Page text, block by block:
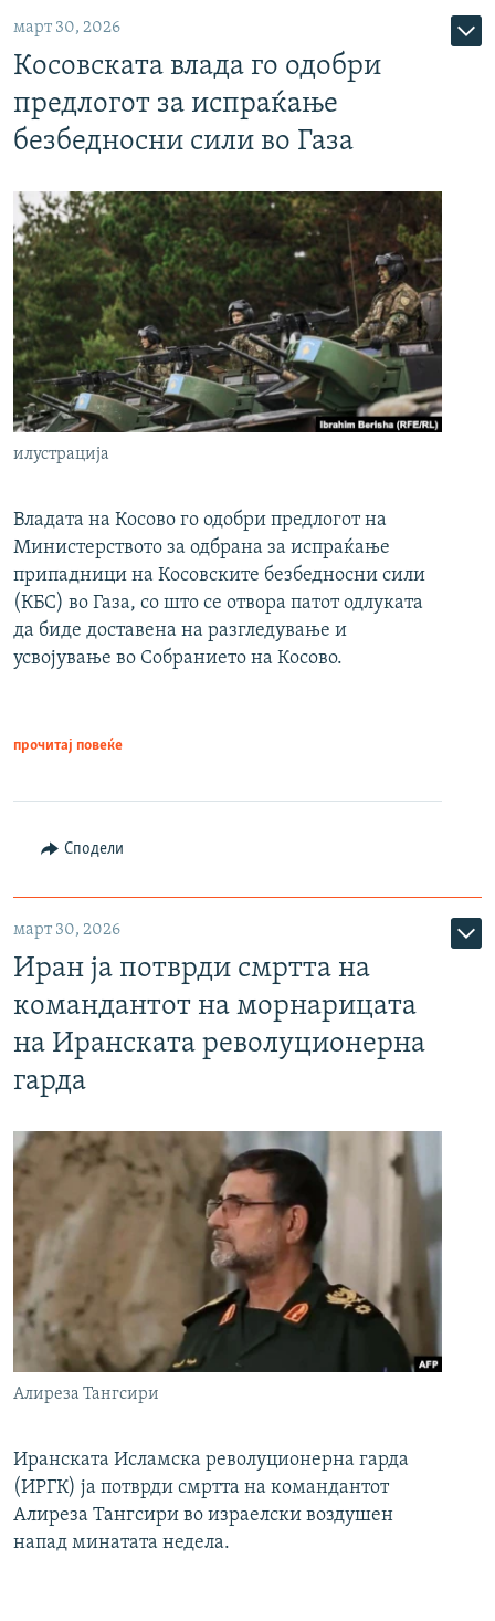
март 30, 2026
Косовската влада го одобри
предлогот за испраќање
безбедносни сили во Газа
илустрација
Владата на Косово го одобри предлогот на
Министерството за одбрана за испраќање
припадници на Косовските безбедносни сили
(КБС) во Газа, со што се отвора патот одлуката
да биде доставена на разгледување и
усвојување во Собранието на Косово.
прочитај повеќе
Сподели
март 30, 2026
Иран ја потврди смртта на
командантот на морнарицата
на Иранската револуционерна
гарда
Алиреза Тангсири
Иранската Исламска револуционерна гарда
(ИРГК) ја потврди смртта на командантот
Алиреза Тангсири во израелски воздушен
напад минатата недела.